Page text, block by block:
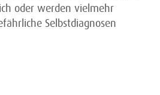
oder werden vielmehr
Selbstdiagnosen